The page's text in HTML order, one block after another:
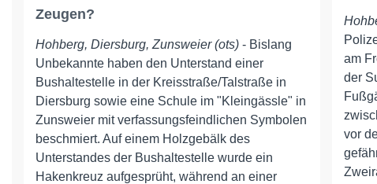
Zeugen?
Hohberg, Diersburg, Zunsweier (ots)- Bislang
Unbekannte haben den Unterstand einer
Bushaltestelle in der Kreisstraße/Talstraße in
Diersburg sowie eine Schule im "Kleingässle" in
Zunsweier mit verfassungsfeindlichen Symbolen
beschmiert. Auf einem Holzgebälk des
Unterstandes der Bushaltestelle wurde ein
Hakenkreuz aufgesprüht, während an einer
am
der
vor